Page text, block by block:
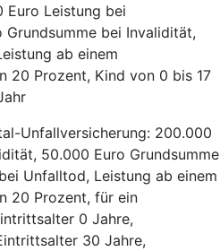
Euro Leistung bei
bei Invalidität,
ab einem
20 Prozent, Kind von 0 bis 17
Unfallversicherung: 200.000
50.000 Euro Grundsumme
Unfalltod, Leistung ab einem
20 Prozent, für ein
0 Jahre,
30 Jahre,